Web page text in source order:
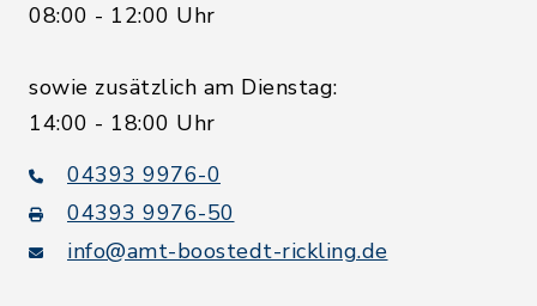
08:00 - 12:00 Uhr
sowie zusätzlich am Dienstag:
14:00 - 18:00 Uhr
04393 9976-0
04393 9976-50
info@amt-boostedt-rickling.de